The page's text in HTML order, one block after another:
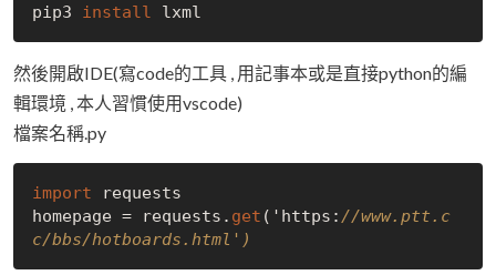
pip3 install
然後開啟IDE(寫code的工具 , 用記事本或是直接python的編
輯環境 , 本人習慣使用vscode)
檔案名稱.py
import requests
homepage = requests. get ('https: //www.ptt.c
c/bbs/hotboards.html')